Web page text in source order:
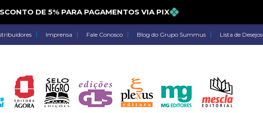
DE 5% PARA PAGAMENTOS VIA PIX
Imprensa Fale Conosco Blog do Grupo Summus Lista de Desejos